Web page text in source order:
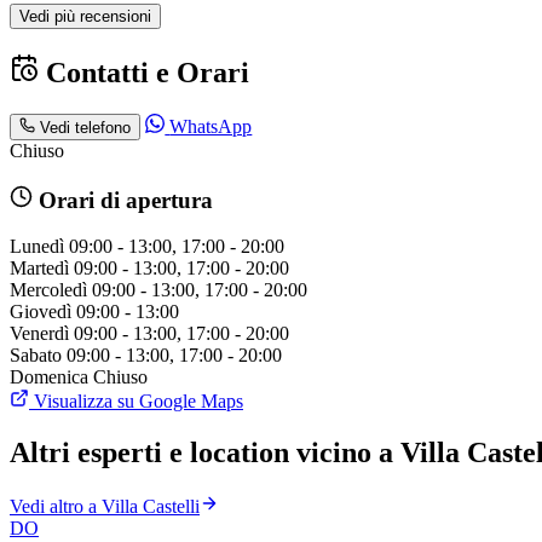
Vedi più recensioni
Contatti e Orari
Vedi telefono
WhatsApp
Chiuso
Orari di apertura
Lunedì 09:00 - 13:00, 17:00 - 20:00
Martedì 09:00 - 13:00, 17:00 - 20:00
Mercoledì 09:00 - 13:00, 17:00 - 20:00
Giovedì 09:00 - 13:00
Venerdì 09:00 - 13:00, 17:00 - 20:00
Sabato 09:00 - 13:00, 17:00 - 20:00
Domenica Chiuso
Visualizza su Google Maps
Altri esperti e location vicino a Villa
Vedi altro a Villa Castelli
DO